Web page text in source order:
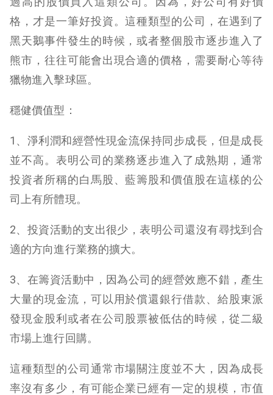
格，才是一筆好投資。這種類型的公司，在遇到了
黑天鵝事件發生的時候，或者整個股市逐步進入了
熊市，往往可能會出現合適的價格，需要耐心等待
獵物進入擊球區。
穩健價值型：
1、淨利潤和經營性現金流保持同步成長，但是成長
並不高。表明公司的業務逐步進入了成熟期，通常
投資者所稱的白馬股、藍籌股和價值股在這樣的公
司上有所體現。
2、投資活動的支出很少，表明公司還沒有尋找到合
適的方向進行業務的擴大。
3、在籌資活動中，因為公司的經營效應不錯，產生
大量的現金流，可以用於償還銀行借款、給股東派
發現金股利或者在公司股票被低估的時候，從二級
市場上進行回購。
這種類型的公司通常市場關注度並不大，因為成長
率沒有多少，有可能企業已經有一定的規模，市值